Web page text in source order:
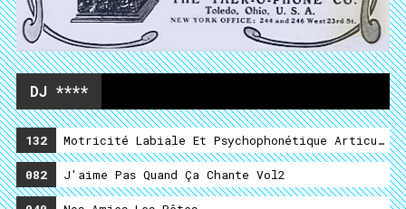
DJ ****
132 Motricité Labiale Et Psychophonétique
082 J'aime Pas Quand Ça Chante Vol2